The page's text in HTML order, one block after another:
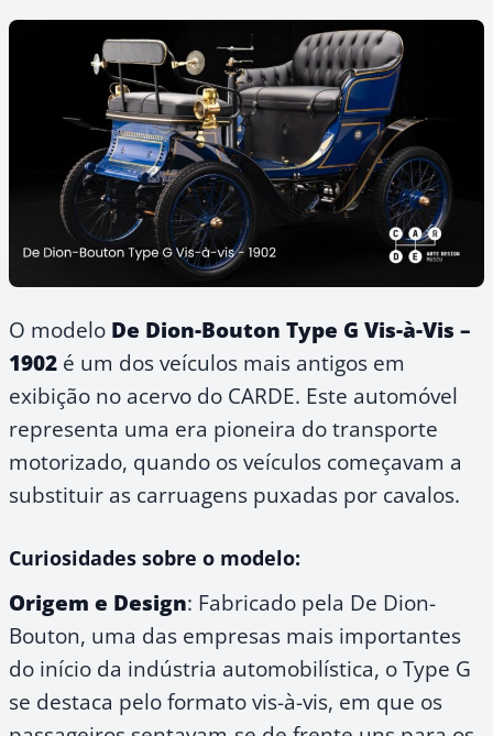
O modelo De Dion-Bouton Type G Vis-à-Vis –
1902 é um dos veículos mais antigos em
exibição no acervo do CARDE. Este automóvel
representa uma era pioneira do transporte
motorizado, quando os veículos começavam a
substituir as carruagens puxadas por cavalos.
Curiosidades sobre o modelo:
Origem e Design: Fabricado pela De Dion-
Bouton, uma das empresas mais importantes
do início da indústria automobilística, o Type G
se destaca pelo formato vis-à-vis, em que os